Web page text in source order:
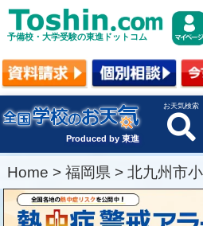
予備校・大学受験の東進ドットコム
Produced by 東進
お天気検索
Home > 福岡県 > 北九州市